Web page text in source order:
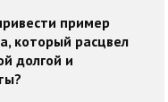
пример
который расцвел
долгой и